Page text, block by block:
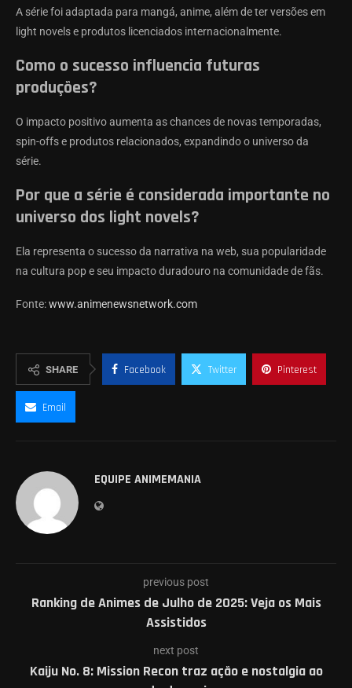
A série foi adaptada para mangá, anime, além de ter versões em
light novels e produtos licenciados internacionalmente.
Como o sucesso influencia futuras
produções?
O impacto positivo aumenta as chances de novas temporadas,
spin-offs e produtos relacionados, expandindo o universo da
série.
Por que a série é considerada importante no
universo dos light novels?
Ela representa o sucesso da narrativa na web, sua popularidade
na cultura pop e seu impacto duradouro na comunidade de fãs.
Fonte:www.animenewsnetwork.com
SHARE Facebook Twitter Pinterest
Email
EQUIPE ANIMEMANIA
previous post
Ranking de Animes de Julho de 2025: Veja os Mais
Assistidos
next post
Kaiju No. 8: Mission Recon traz ação e nostalgia ao